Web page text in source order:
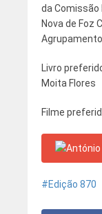
da Comissão
Nova de Foz
Livro
Moita Flores
Filme
Edição 870